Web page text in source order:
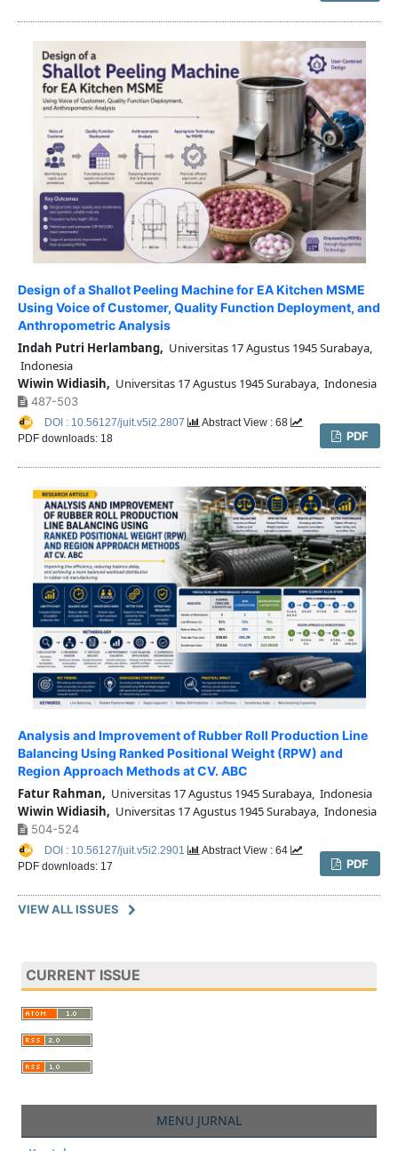
Design of a Shallot Peeling Machine for EA Kitchen MSME
Using Voice of Customer, Quality Function Deployment, and
Anthropometric Analysis
Indah Putri Herlambang, Universitas 17 Agustus 1945 Surabaya,
Indonesia
Wiwin Widiasih, Universitas 17 Agustus 1945 Surabaya, Indonesia
487-503
PDF
DOI : 10.56127/juit.v5i2.2807
Abstract View : 68
PDF downloads: 18
Analysis and Improvement of Rubber Roll Production Line
Balancing Using Ranked Positional Weight (RPW) and
Region Approach Methods at CV. ABC
Fatur Rahman, Universitas 17 Agustus 1945 Surabaya, Indonesia
Wiwin Widiasih, Universitas 17 Agustus 1945 Surabaya, Indonesia
504-524
PDF
DOI : 10.56127/juit.v5i2.2901
Abstract View : 64
PDF downloads: 17
VIEW ALL ISSUES
CURRENT ISSUE
MENU JURNAL